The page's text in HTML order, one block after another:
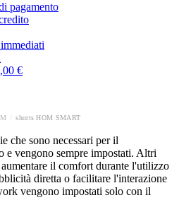
pagamento
€
shorts HOM SMART
che sono necessari per il
e vengono sempre impostati. Altri
il comfort durante l'utilizzo
diretta o facilitare l'interazione
vengono impostati solo con il